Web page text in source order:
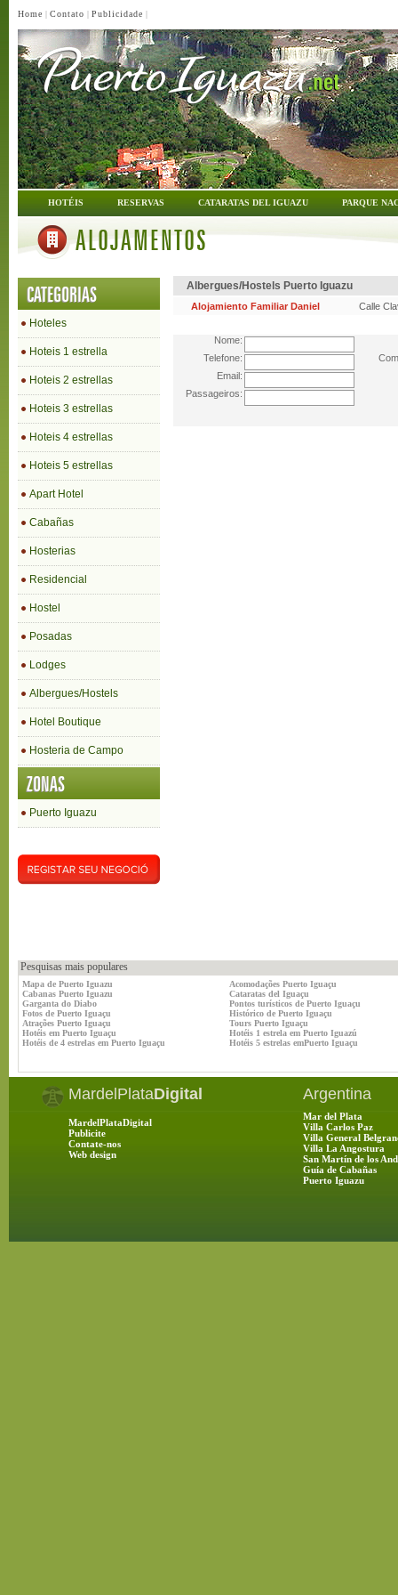
Home | Contato | Publicidade |
HOTÉIS RESERVAS CATARATAS DEL IGUAZU PARQUE
ALOJAMENTOS
CATEGORIAS
Hoteles
Hoteis 1 estrella
Hoteis 2 estrellas
Hoteis 3 estrellas
Hoteis 4 estrellas
Hoteis 5 estrellas
Apart Hotel
Cabañas
Hosterias
Residencial
Hostel
Posadas
Lodges
Albergues/Hostels
Hotel Boutique
Hosteria de Campo
ZONAS
Puerto Iguazu
Albergues/Hostels Puerto Iguazu
Alojamiento Familiar Daniel Calle
Nome:
Telefone:
Email:
Passageiros:
Pesquisas mais populares
Mapa de Puerto Iguazu
Acomodações Puerto Iguaçu
Cabanas Puerto Iguazu
Cataratas del Iguaçu
Garganta do Diabo
Pontos turísticos de Puerto Iguaçu
Fotos de Puerto Iguaçu
Histórico de Puerto Iguaçu
Atrações Puerto Iguaçu
Tours Puerto Iguaçu
Hotéis em Puerto Iguaçu
Hotéis 1 estrela em Puerto Iguazú
Hotéis de 4 estrelas em Puerto Iguaçu
Hotéis 5 estrelas emPuerto Iguaçu
MardelPlataDigital
MardelPlataDigital
Publicite
Contate-nos
Web design
Argentina
Mar del Plata
Villa Carlos Paz
Villa General
Villa La Angostura
San Martín de los
Guía de Cabañas
Puerto Iguazu